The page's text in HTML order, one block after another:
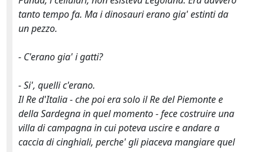
tanto tempo fa. Ma i dinosauri erano gia' estinti da
un pezzo.
- C'erano gia' i gatti?
- Si', quelli c'erano.
Il Re d'Italia - che poi era solo il Re del Piemonte e
della Sardegna in quel momento - fece costruire una
villa di campagna in cui poteva uscire e andare a
caccia di cinghiali, perche' gli piaceva mangiare quel